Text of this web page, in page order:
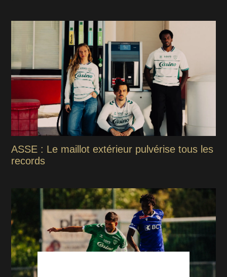
ASSE : Le maillot extérieur pulvérise tous les
records